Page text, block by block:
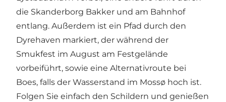
die Skanderborg Bakker und am Bahnhof
entlang. Außerdem ist ein Pfad durch den
Dyrehaven markiert, der während der
Smukfest im August am Festgelände
vorbeiführt, sowie eine Alternativroute bei
Boes, falls der Wasserstand im Mossø hoch ist.
Folgen Sie einfach den Schildern und genießen